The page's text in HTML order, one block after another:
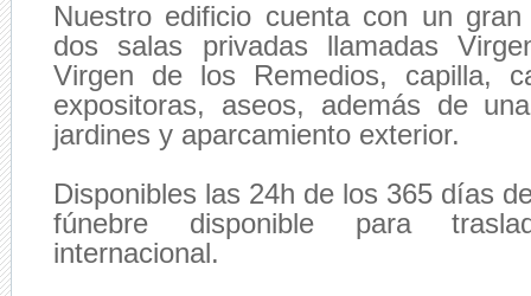
Nuestro edificio cuenta con un
dos salas privadas llamadas
Virgen de los Remedios, capilla,
expositoras, aseos, además de
jardines y aparcamiento exterior.
Disponibles las 24h de los 365 días
fúnebre disponible para
internacional.